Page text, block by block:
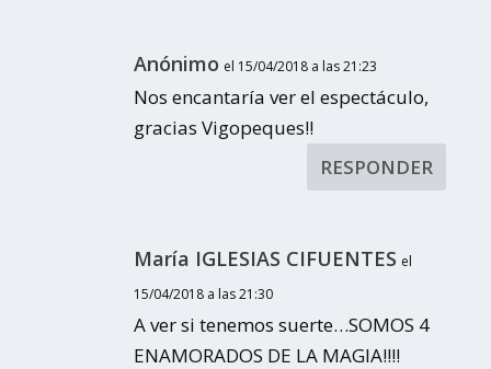
Anónimo el 15/04/2018 a las 21:23
Nos encantaría ver el espectáculo,
gracias Vigopeques!!
RESPONDER
María IGLESIAS CIFUENTES el
15/04/2018 a las 21:30
A ver si tenemos suerte…SOMOS 4
ENAMORADOS DE LA MAGIA!!!!